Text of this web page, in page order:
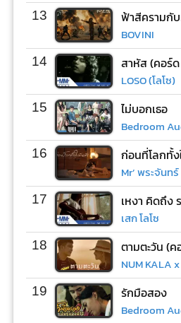
13 ฟ้าสีครามกั
BOVINI
14 สาหัส (คอร์
LOSO (โลโซ)
15 ไม่บอกเธอ
Bedroom
16
Mr’ พระจันทร์
17 เหงา คิดถึง
เสก โลโซ
18 ตามตะวัน (
NUM KALA
19 รักมือสอง
Bedroom